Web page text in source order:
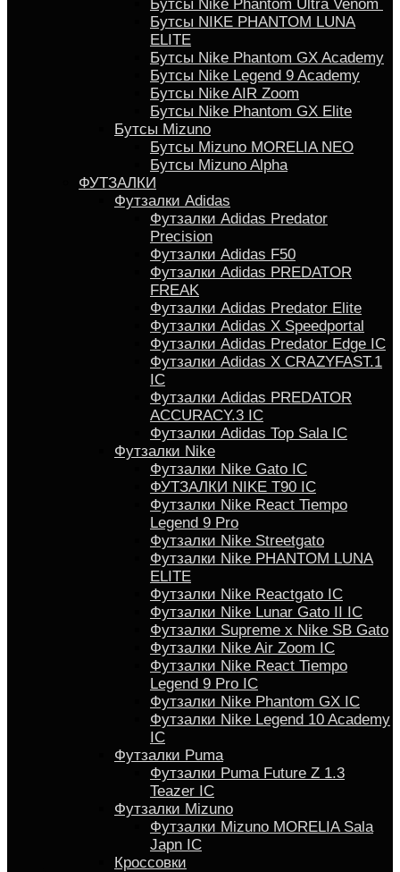
Бутсы Nike Phantom Ultra Venom
Бутсы NIKE PHANTOM LUNA
ELITE
Бутсы Nike Phantom GX Academy
Бутсы Nike Legend 9 Academy
Бутсы Nike AIR Zoom
Бутсы Nike Phantom GX Elite
Бутсы Mizuno
Бутсы Mizuno MORELIA NEO
Бутсы Mizuno Alpha
ФУТЗАЛКИ
Футзалки Adidas
Футзалки Adidas Predator
Precision
Футзалки Adidas F50
Футзалки Adidas PREDATOR
FREAK
Футзалки Adidas Predator Elite
Футзалки Аdidas X Speedportal
Футзалки Adidas Predator Edge IC
Футзалки Adidas X CRAZYFAST.1
IC
Футзалки Adidas PREDATOR
ACCURACY.3 IC
Футзалки Аdidas Top Sala IC
Футзалки Nike
Футзалки Nike Gato IC
ФУТЗАЛКИ NIKE T90 IC
Футзалки Nike React Tiempo
Legend 9 Pro
Футзалки Nike Streetgato
Футзалки Nike PHANTOM LUNA
ELITE
Футзалки Nike Reactgato IC
Футзалки Nike Lunar Gato II IC
Футзалки Supreme x Nike SB Gato
Футзалки Nike Air Zoom IC
Футзалки Nike React Tiempo
Legend 9 Pro IC
Футзалки Nike Phantom GX IC
Футзалки Nike Legend 10 Academy
IC
Футзалки Puma
Футзалки Puma Future Z 1.3
Teazer IC
Футзалки Mizuno
Футзалки Mizuno MORELIA Sala
Japn IC
Кроссовки